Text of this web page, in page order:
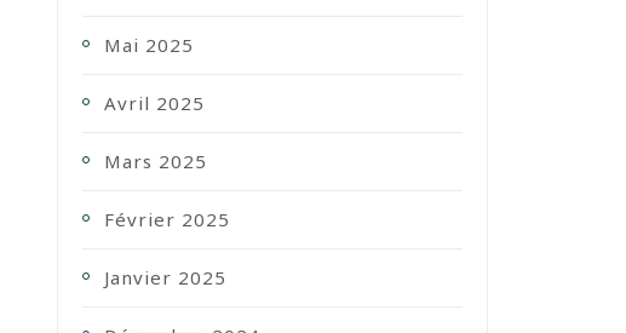
Mai 2025
Avril 2025
Mars 2025
Février 2025
Janvier 2025